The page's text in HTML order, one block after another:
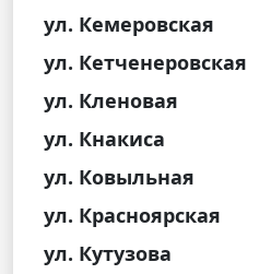
ул. Кемеровская
ул. Кетченеровская
ул. Кленовая
ул. Кнакиса
ул. Ковыльная
ул. Красноярская
ул. Кутузова